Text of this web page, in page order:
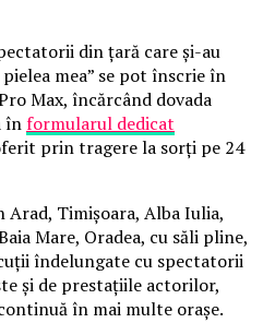
din țară care și-au
mea” se pot înscrie în
Max, încărcând dovada
înformularul dedicat
prin tragere la sorți pe 24
Arad, Timișoara, Alba Iulia,
Mare, Oradea, cu săli pline,
îndelungate cu spectatorii
și de prestațiile actorilor,
în mai multe orașe.